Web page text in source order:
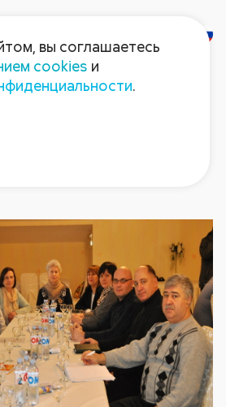
вы соглашаетесь
cookies и
.